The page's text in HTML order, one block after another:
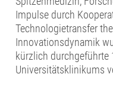
Impulse durch
Technologietransfer
Innovationsdynamik
kürzlich durchgeführte
Universitätsklinikums